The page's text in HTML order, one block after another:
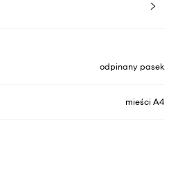
odpinany pasek
mieści A4